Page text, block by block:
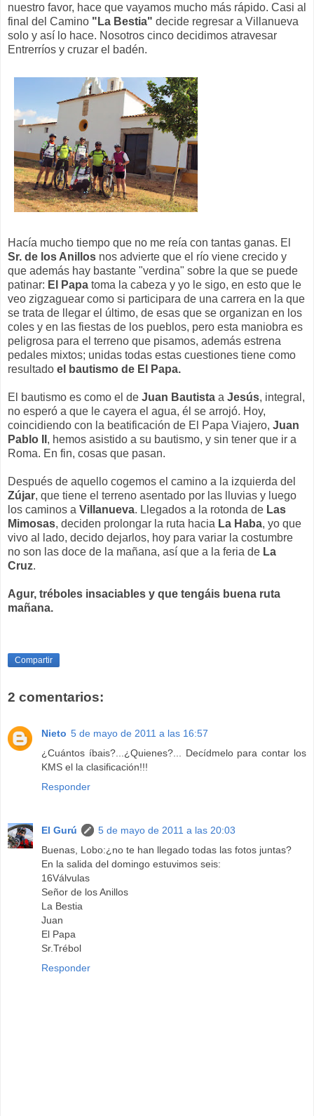
nuestro favor, hace que vayamos mucho más rápido. Casi al
final del Camino "La Bestia" decide regresar a Villanueva
solo y así lo hace. Nosotros cinco decidimos atravesar
Entrerríos y cruzar el badén.
Hacía mucho tiempo que no me reía con tantas ganas. El
Sr. de los Anillos nos advierte que el río viene crecido y
que además hay bastante "verdina" sobre la que se puede
patinar: El Papa toma la cabeza y yo le sigo, en esto que le
veo zigzaguear como si participara de una carrera en la que
se trata de llegar el último, de esas que se organizan en los
coles y en las fiestas de los pueblos, pero esta maniobra es
peligrosa para el terreno que pisamos, además estrena
pedales mixtos; unidas todas estas cuestiones tiene como
resultado el bautismo de El Papa.
El bautismo es como el de Juan Bautista a Jesús, integral,
no esperó a que le cayera el agua, él se arrojó. Hoy,
coincidiendo con la beatificación de El Papa Viajero, Juan
Pablo II , hemos asistido a su bautismo, y sin tener que ir a
Roma. En fin, cosas que pasan.
Después de aquello cogemos el camino a la izquierda del
Zújar, que tiene el terreno asentado por las lluvias y luego
los caminos a Villanueva. Llegados a la rotonda de Las
Mimosas, deciden prolongar la ruta hacia La Haba, yo que
vivo al lado, decido dejarlos, hoy para variar la costumbre
no son las doce de la mañana, así que a la feria de La
Cruz.
Agur, tréboles insaciables y que tengáis buena ruta
mañana.
Compartir
2 comentarios:
Nieto 5 de mayo de 2011 a las 16:57
¿Cuántos íbais?...¿Quienes?... Decídmelo para contar los
KMS el la clasificación!!!
Responder
El Gurú
5 de mayo de 2011 a las 20:03
Buenas, Lobo:¿no te han llegado todas las fotos juntas?
En la salida del domingo estuvimos seis:
16Válvulas
Señor de los Anillos
La Bestia
Juan
El Papa
Sr.Trébol
Responder